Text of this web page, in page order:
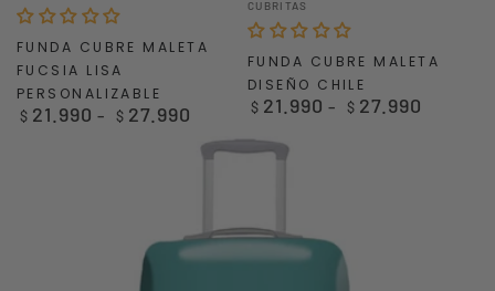
FUNDA CUBRE MALETA
FUCSIA LISA
PERSONALIZABLE
Precio
$ 21.990 $ 27.990
CUBRITAS
FUNDA CUBRE MALETA
DISEÑO CHILE
Precio
$ 21.990 $ 27.990